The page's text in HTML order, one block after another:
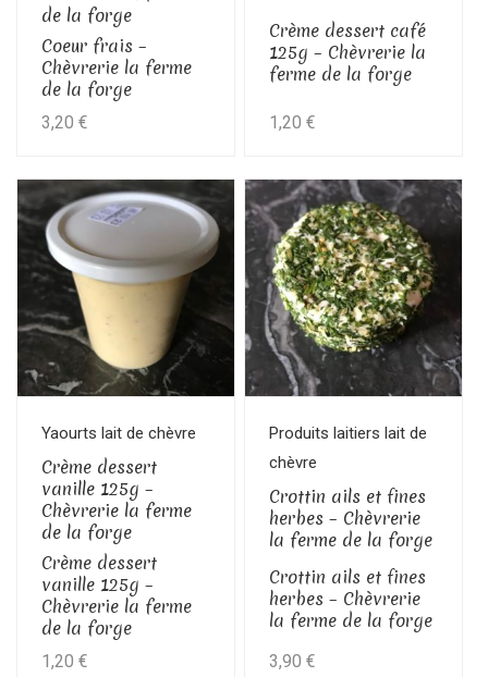
de la forge
Coeur frais –
Chèvrerie la ferme
de la forge
3,20 €
Crème dessert café
125g – Chèvrerie la
ferme de la forge
1,20 €
Yaourts lait de chèvre
Crème dessert
vanille 125g –
Chèvrerie la ferme
de la forge
Crème dessert
vanille 125g –
Chèvrerie la ferme
de la forge
1,20 €
Produits laitiers lait de
chèvre
Crottin ails et fines
herbes – Chèvrerie
la ferme de la forge
Crottin ails et fines
herbes – Chèvrerie
la ferme de la forge
3,90 €